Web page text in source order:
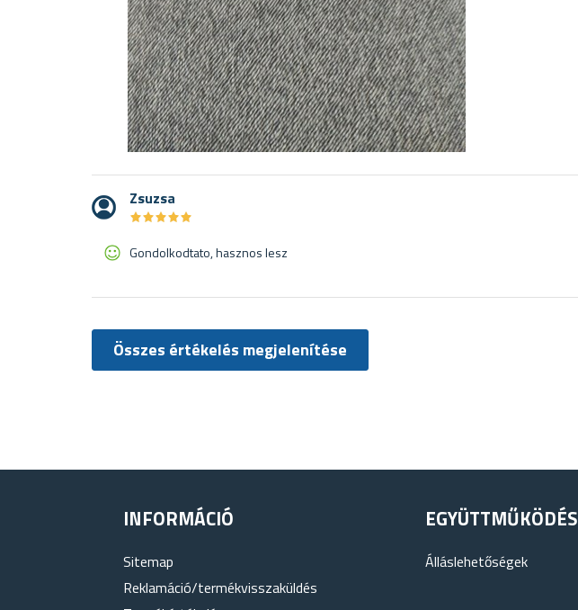
Zsuzsa
★★★★★
★★★★★
Gondolkodtato, hasznos lesz
Összes értékelés megjelenítése
INFORMÁCIÓ
Sitemap
Reklamáció/termékvisszaküldés
EGYÜTTMŰKÖDÉS
Álláslehetőségek